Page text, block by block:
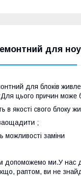
для
для блоків
цього причин може
в якості свого блоку
;
можливості заміни
допоможемо ми.У нас
раптом, ви не